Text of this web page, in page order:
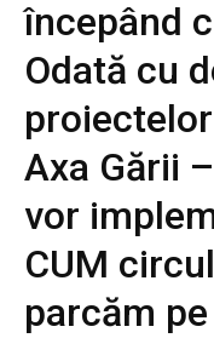
începând
Odată cu
Axa Gării
vor
CUM
parcăm